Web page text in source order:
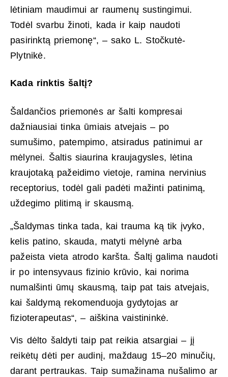
lėtiniam maudimui ar raumenų sustingimui.
Todėl svarbu žinoti, kada ir kaip naudoti
pasirinktą priemonę“, – sako L. Stočkutė-
Plytnikė.
Kada rinktis šaltį?
Šaldančios priemonės ar šalti kompresai
dažniausiai tinka ūmiais atvejais – po
sumušimo, patempimo, atsiradus patinimui ar
mėlynei. Šaltis siaurina kraujagysles, lėtina
kraujotaką pažeidimo vietoje, ramina nervinius
receptorius, todėl gali padėti mažinti patinimą,
uždegimo plitimą ir skausmą.
„Šaldymas tinka tada, kai trauma ką tik įvyko,
kelis patino, skauda, matyti mėlynė arba
pažeista vieta atrodo karšta. Šaltį galima naudoti
ir po intensyvaus fizinio krūvio, kai norima
numalšinti ūmų skausmą, taip pat tais atvejais,
kai šaldymą rekomenduoja gydytojas ar
fizioterapeutas“, – aiškina vaistininkė.
Vis dėlto šaldyti taip pat reikia atsargiai – jį
reikėtų dėti per audinį, maždaug 15–20 minučių,
darant pertraukas. Taip sumažinama nušalimo ar